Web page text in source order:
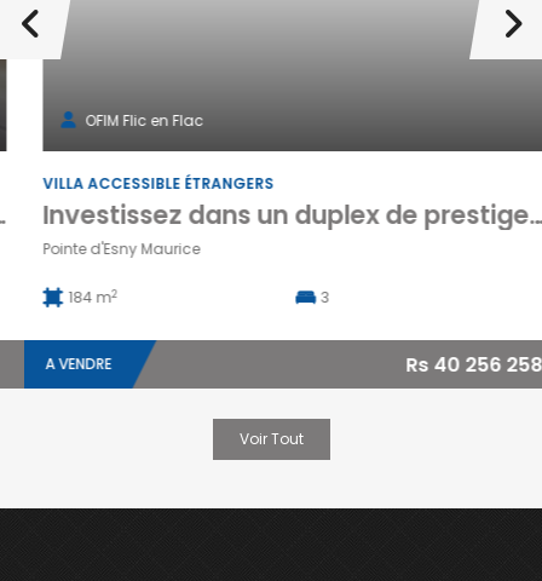
OFIM Flic en Flac
VILLA ACCESSIBLE ÉTRANGERS
Investissez dans un duplex de prestige avec piscine privée au cœur de Pointe d’Esny Le Village Maurice
Pointe d'Esny Maurice
184 m2 3
A VENDRE Rs 40 256 258
Voir Tout